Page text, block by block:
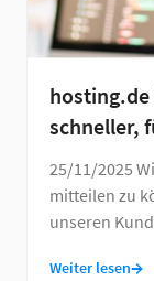
hosting.de
schneller,
25/11/2025
mitteilen zu
unseren
Weiter lesen→